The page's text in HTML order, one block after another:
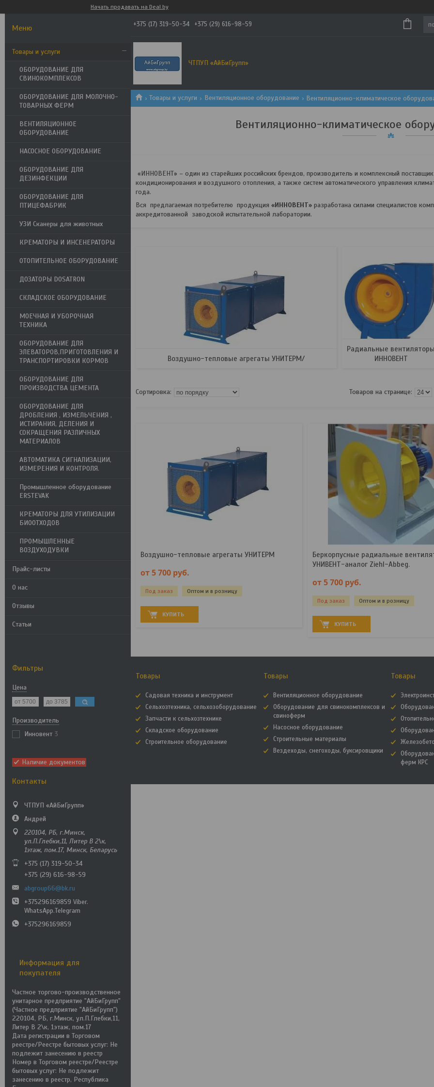
Начать продавать на Deal.by
Товары и услуги
ОБОРУДОВАНИЕ ДЛЯ
СВИНОКОМПЛЕКСОВ
ОБОРУДОВАНИЕ ДЛЯ МОЛОЧНО-
ТОВАРНЫХ ФЕРМ
ВЕНТИЛЯЦИОННОЕ
ОБОРУДОВАНИЕ
НАСОСНОЕ ОБОРУДОВАНИЕ
ОБОРУДОВАНИЕ ДЛЯ
ДЕЗИНФЕКЦИИ
ОБОРУДОВАНИЕ ДЛЯ
ПТИЦЕФАБРИК
УЗИ Сканеры для животных
КРЕМАТОРЫ И ИНСЕНЕРАТОРЫ
ОТОПИТЕЛЬНОЕ ОБОРУДОВАНИЕ
ДОЗАТОРЫ DOSATRON
СКЛАДСКОЕ ОБОРУДОВАНИЕ
МОЕЧНАЯ И УБОРОЧНАЯ
ТЕХНИКА
ОБОРУДОВАНИЕ ДЛЯ
ЭЛЕВАТОРОВ,ПРИГОТОВЛЕНИЯ И
ТРАНСПОРТИРОВКИ КОРМОВ
ОБОРУДОВАНИЕ ДЛЯ
ПРОИЗВОДСТВА ЦЕМЕНТА
ОБОРУДОВАНИЕ ДЛЯ
ДРОБЛЕНИЯ , ИЗМЕЛЬЧЕНИЯ ,
ИСТИРАНИЯ, ДЕЛЕНИЯ И
СОКРАЩЕНИЯ РАЗЛИЧНЫХ
МАТЕРИАЛОВ
АВТОМАТИКА СИГНАЛИЗАЦИИ,
ИЗМЕРЕНИЯ И КОНТРОЛЯ.
Промышленное оборудование
ERSTEVAK
КРЕМАТОРЫ ДЛЯ УТИЛИЗАЦИИ
БИООТХОДОВ
ПРОМЫШЛЕННЫЕ
ВОЗДУХОДУВКИ
Прайс-листы
О нас
Отзывы
Статьи
Фильтры
Цена
Производитель
Инновент 3
Наличие документов
Контакты
ЧТПУП «АйБиГрупп»
Андрей
220104, РБ, г.Минск,
ул.П.Глебки,11, Литер В 2\к,
1этаж, пом.17, Минск, Беларусь
+375 (17) 319-50-34
+375 (29) 616-98-59
abgroup66@bk.ru
+375296169859 Viber.
WhatsApp.Telegram
+375296169859
Информация для
покупателя
Частное торгово-производственное
унитарное предприятие "АйБиГрупп"
(Частное предприятие "АйБиГрупп")
220104, РБ, г.Минск, ул.П.Глебки,11,
Литер В 2\к, 1этаж, пом.17
Дата регистрации в Торговом
реестре/Реестре бытовых услуг: Не
подлежит занесению в реестр
Номер в Торговом реестре/Реестре
бытовых услуг: Не подлежит
занесению в реестр, Республика
+375 (17) 319-50-34 +375 (29) 616-98-59
ЧТПУП «АйБиГрупп»
Товары и услуги Вентиляционное оборудование Вентиляционно-климатическое
Вентиляционно-климатическое
«ИННОВЕНТ» – один из старейших российских брендов, производитель и комплексный
кондиционирования и воздушного отопления, а также систем автоматического управления
года.
Вся предлагаемая потребителю продукция «ИННОВЕНТ» разработана силами специалистов
аккредитованной заводской испытательной лаборатории.
Воздушно-тепловые агрегаты УНИТЕРМ/
1
Радиальные
ИННОВЕНТ
Воздушно-тепловые агрегаты УНИТЕРМ
от 5 700 руб.
Под заказ Оптом и в розницу
КУПИТЬ
Беpкорпусные радиальные
УНИВЕНТ-аналог Ziehl-Abbeg.
от 5 700 руб.
Под заказ Оптом и в розницу
КУПИТЬ
Товары
Садовая техника и инструмент
Сельхозтехника, сельхозоборудование
Запчасти к сельхозтехнике
Складское оборудование
Строительное оборудование
Товары
Вентиляционное оборудование
Оборудование для свинокомплексов и
свиноферм
Насосное оборудование
Строительные материалы
Вездеходы, снегоходы, буксировщики
Товары
ферм КРС